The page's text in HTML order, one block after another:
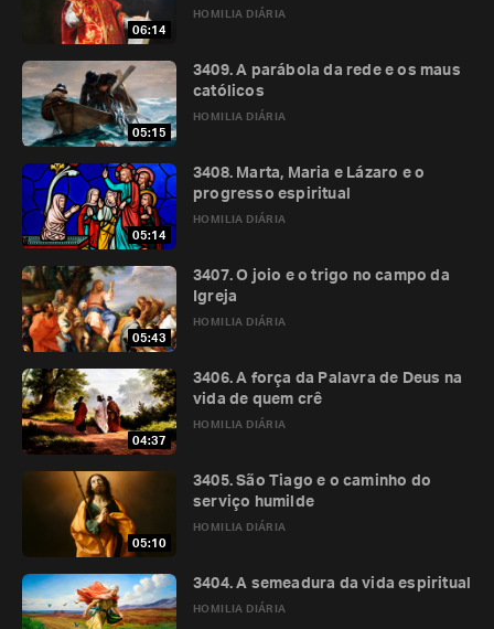
06:14
HOMILIA DIÁRIA
05:15
HOMILIA DIÁRIA
3409. A parábola da rede e os maus
católicos
05:14
HOMILIA DIÁRIA
3408. Marta, Maria e Lázaro e o
progresso espiritual
05:43
HOMILIA DIÁRIA
3407. O joio e o trigo no campo da
Igreja
04:37
HOMILIA DIÁRIA
3406. A força da Palavra de Deus na
vida de quem crê
05:10
HOMILIA DIÁRIA
3405. São Tiago e o caminho do
serviço humilde
HOMILIA DIÁRIA
3404. A semeadura da vida espiritual